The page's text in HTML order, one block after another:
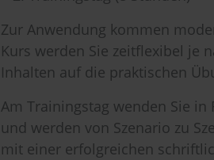
Zur Anwendung kommen
Kurs werden Sie zeitflexibel je
Inhalten auf die praktischen
Am Trainingstag wenden Sie
und werden von Szenario zu
mit einer erfolgreichen